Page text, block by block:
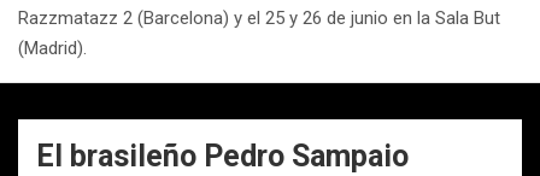
Razzmatazz 2 (Barcelona) y el 25 y 26 de junio en la Sala But
(Madrid).
El brasileño Pedro Sampaio